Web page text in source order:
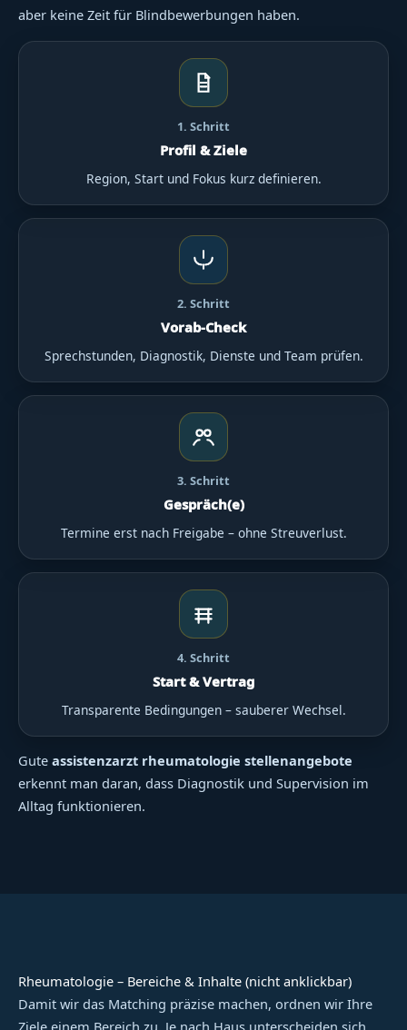
aber keine Zeit für Blindbewerbungen haben.
1. Schritt
Profil & Ziele
Region, Start und Fokus kurz definieren.
2. Schritt
Vorab-Check
Sprechstunden, Diagnostik, Dienste und Team prüfen.
3. Schritt
Gespräch(e)
Termine erst nach Freigabe – ohne Streuverlust.
4. Schritt
Start & Vertrag
Transparente Bedingungen – sauberer Wechsel.
Gute assistenzarzt rheumatologie stellenangebote
erkennt man daran, dass Diagnostik und Supervision im
Alltag funktionieren.
Rheumatologie – Bereiche & Inhalte (nicht anklickbar)
Damit wir das Matching präzise machen, ordnen wir Ihre